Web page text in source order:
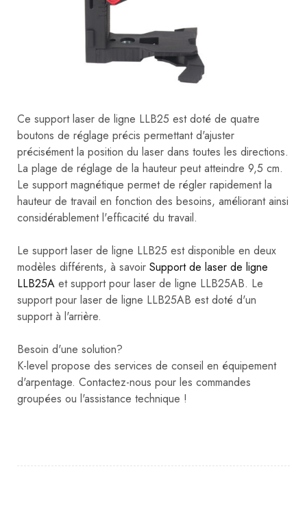
Ce support laser de ligne LLB25 est doté de quatre
boutons de réglage précis permettant d'ajuster
précisément la position du laser dans toutes les directions.
La plage de réglage de la hauteur peut atteindre 9,5 cm.
Le support magnétique permet de régler rapidement la
hauteur de travail en fonction des besoins, améliorant ainsi
considérablement l'efficacité du travail.
Le support laser de ligne LLB25 est disponible en deux
modèles différents, à savoir Support de laser de ligne
LLB25A et support pour laser de ligne LLB25AB. Le
support pour laser de ligne LLB25AB est doté d'un
support à l'arrière.
Besoin d'une solution?
K-level propose des services de conseil en équipement
d'arpentage. Contactez-nous pour les commandes
groupées ou l'assistance technique !